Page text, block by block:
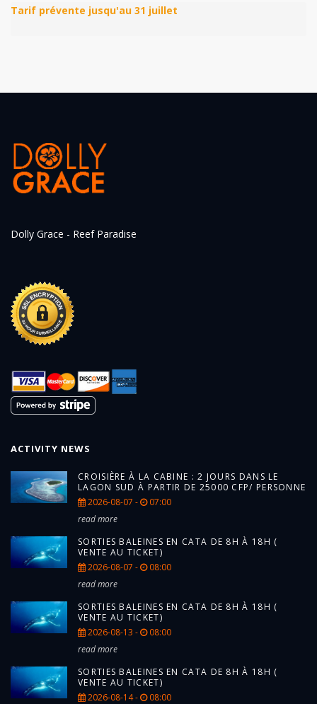
Dolly Grace - Reef Paradise
ACTIVITY NEWS
CROISIÈRE À LA CABINE : 2 JOURS DANS LE
LAGON SUD À PARTIR DE 25000 CFP/ PERSONNE
2026-08-07 -
07:00
read more
SORTIES BALEINES EN CATA DE 8H À 18H (
VENTE AU TICKET)
2026-08-07 -
08:00
read more
SORTIES BALEINES EN CATA DE 8H À 18H (
VENTE AU TICKET)
2026-08-13 -
08:00
read more
SORTIES BALEINES EN CATA DE 8H À 18H (
VENTE AU TICKET)
2026-08-14 -
08:00